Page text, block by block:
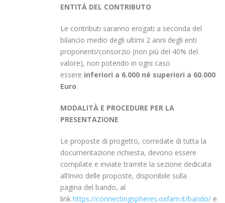
ENTITÀ DEL CONTRIBUTO
Le contributi saranno erogati a seconda del
bilancio medio degli ultimi 2 anni degli enti
proponenti/consorzio (non più del 40% del
valore), non potendo in ogni caso
essere inferiori a 6.000 né superiori a 60.000
Euro.
MODALITÀ E PROCEDURE PER LA
PRESENTAZIONE
Le proposte di progetto, corredate di tutta la
documentazione richiesta, devono essere
compilate e inviate tramite la sezione dedicata
all’invio delle proposte, disponibile sulla
pagina del bando, al
link https://connectingspheres.oxfam.it/bando/